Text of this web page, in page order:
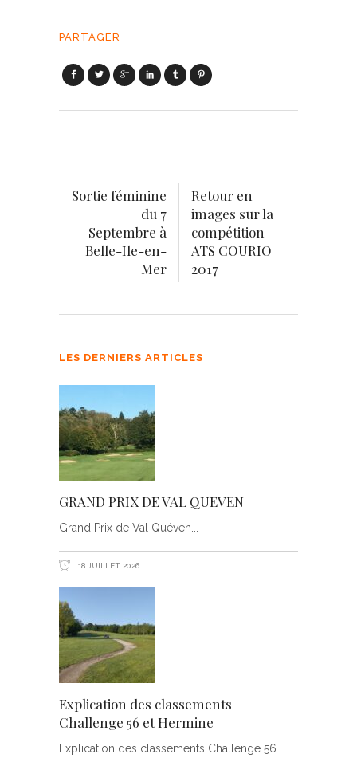
PARTAGER
Sortie féminine
du 7
Septembre à
Belle-Ile-en-
Mer
Retour en
images sur la
compétition
ATS COURIO
2017
LES DERNIERS ARTICLES
GRAND PRIX DE VAL QUEVEN
Grand Prix de Val Quéven
18 JUILLET 2026
Explication des classements
Challenge 56 et Hermine
Explication des classements Challenge 56